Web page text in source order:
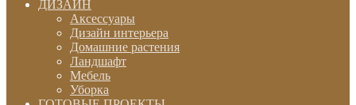
ДИЗАЙН
Аксессуары
Дизайн интерьера
Домашние растения
Ландшафт
Мебель
Уборка